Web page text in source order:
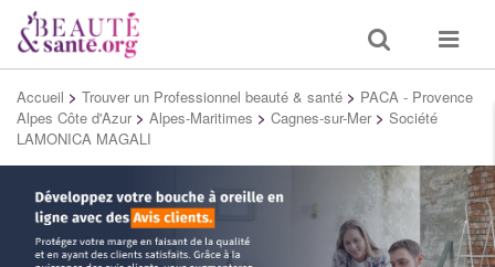
Toggle
search
Toggle
Accueil > Trouver un Professionnel beauté & santé > PACA - Provence
Alpes Côte d'Azur > Alpes-Maritimes > Cagnes-sur-Mer > Société
LAMONICA MAGALI